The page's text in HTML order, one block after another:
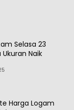
Selasa 23
Naik
Harga Logam